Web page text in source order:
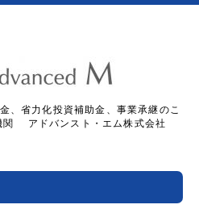
、省力化投資補助金、事業承継のこ
関 アドバンスト・エム株式会社